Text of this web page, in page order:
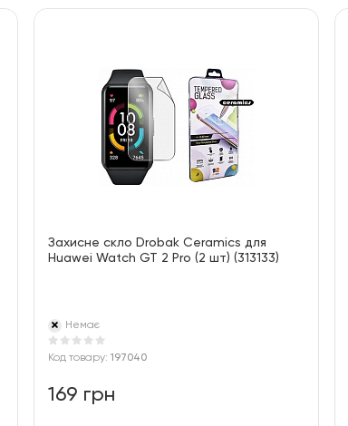
Захисне скло Drobak Ceramics для
Huawei Watch GT 2 Pro (2 шт) (313133)
Немає
Код товару: 197040
169 грн